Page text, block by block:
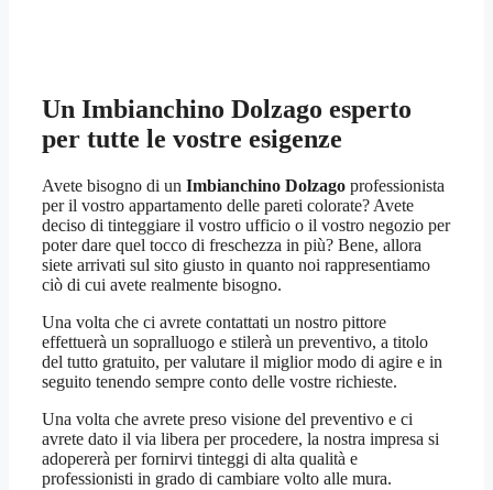
Un Imbianchino Dolzago esperto
per tutte le vostre esigenze
Avete bisogno di un Imbianchino Dolzago professionista
per il vostro appartamento delle pareti colorate? Avete
deciso di tinteggiare il vostro ufficio o il vostro negozio per
poter dare quel tocco di freschezza in più? Bene, allora
siete arrivati sul sito giusto in quanto noi rappresentiamo
ciò di cui avete realmente bisogno.
Una volta che ci avrete contattati un nostro pittore
effettuerà un sopralluogo e stilerà un preventivo, a titolo
del tutto gratuito, per valutare il miglior modo di agire e in
seguito tenendo sempre conto delle vostre richieste.
Una volta che avrete preso visione del preventivo e ci
avrete dato il via libera per procedere, la nostra impresa si
adopererà per fornirvi tinteggi di alta qualità e
professionisti in grado di cambiare volto alle mura.